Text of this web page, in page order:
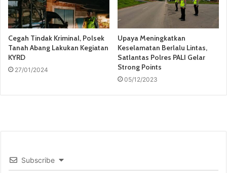
Cegah Tindak Kriminal, Polsek
Tanah Abang Lakukan Kegiatan
KYRD
27/01/2024
Upaya Meningkatkan
Keselamatan Berlalu Lintas,
Satlantas Polres PALI Gelar
Strong Points
05/12/2023
Subscribe